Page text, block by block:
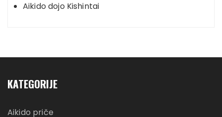
Aikido dojo Kishintai
KATEGORIJE
Aikido priče